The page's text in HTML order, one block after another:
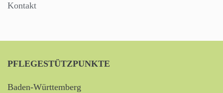
Kontakt
PFLEGESTÜTZPUNKTE
Baden-Württemberg